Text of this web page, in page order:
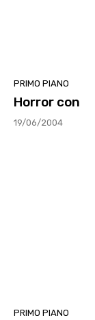
PRIMO PIANO
Horror con
19/06/2004
PRIMO PIANO